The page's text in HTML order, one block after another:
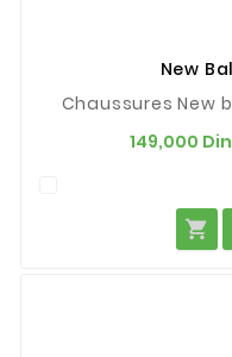
New
Chaussures New
149,000
